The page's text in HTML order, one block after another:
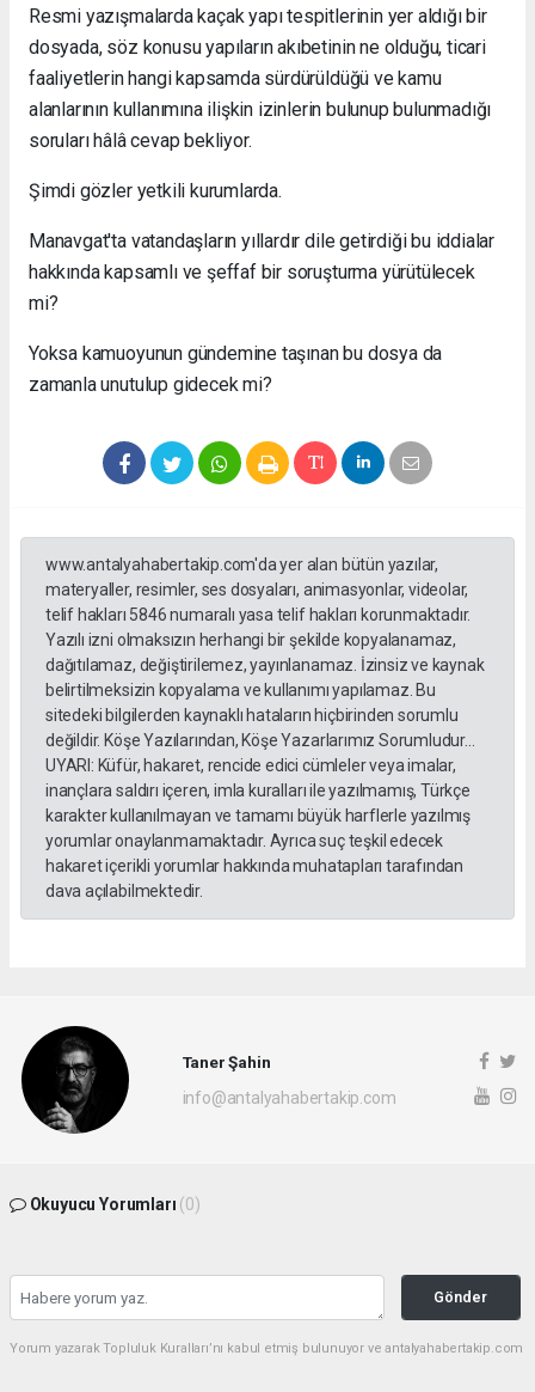
Resmi yazışmalarda kaçak yapı tespitlerinin yer aldığı bir
dosyada, söz konusu yapıların akıbetinin ne olduğu, ticari
faaliyetlerin hangi kapsamda sürdürüldüğü ve kamu
alanlarının kullanımına ilişkin izinlerin bulunup bulunmadığı
soruları hâlâ cevap bekliyor.
Şimdi gözler yetkili kurumlarda.
Manavgat'ta vatandaşların yıllardır dile getirdiği bu iddialar
hakkında kapsamlı ve şeffaf bir soruşturma yürütülecek
mi?
Yoksa kamuoyunun gündemine taşınan bu dosya da
zamanla unutulup gidecek mi?
www.antalyahabertakip.com'da yer alan bütün yazılar,
materyaller, resimler, ses dosyaları, animasyonlar, videolar,
telif hakları 5846 numaralı yasa telif hakları korunmaktadır.
Yazılı izni olmaksızın herhangi bir şekilde kopyalanamaz,
dağıtılamaz, değiştirilemez, yayınlanamaz. İzinsiz ve kaynak
belirtilmeksizin kopyalama ve kullanımı yapılamaz. Bu
sitedeki bilgilerden kaynaklı hataların hiçbirinden sorumlu
değildir. Köşe Yazılarından, Köşe Yazarlarımız Sorumludur...
UYARI: Küfür, hakaret, rencide edici cümleler veya imalar,
inançlara saldırı içeren, imla kuralları ile yazılmamış, Türkçe
karakter kullanılmayan ve tamamı büyük harflerle yazılmış
yorumlar onaylanmamaktadır. Ayrıca suç teşkil edecek
hakaret içerikli yorumlar hakkında muhatapları tarafından
dava açılabilmektedir.
Taner Şahin
info@antalyahabertakip.com
Okuyucu Yorumları (0)
Gönder
Yorum yazarak Topluluk Kuralları’nı kabul etmiş bulunuyor ve antalyahabertakip.com